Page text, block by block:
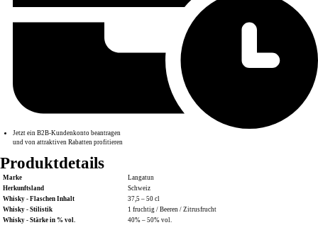
Jetzt ein B2B-Kundenkonto beantragen
und von attraktiven Rabatten profitieren
Produktdetails
Marke
Langatun
Herkunftsland
Schweiz
Whisky - Flaschen Inhalt
37,5 – 50 cl
Whisky - Stilistik
1 fruchtig / Beeren / Zitrusfrucht
Whisky - Stärke in % vol.
40% – 50% vol.